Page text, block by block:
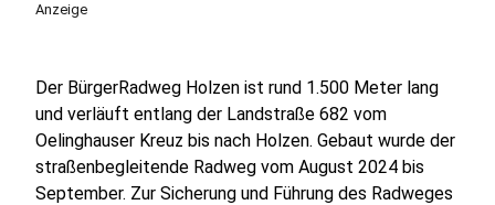
Anzeige
Der BürgerRadweg Holzen ist rund 1.500 Meter lang
und verläuft entlang der Landstraße 682 vom
Oelinghauser Kreuz bis nach Holzen. Gebaut wurde der
straßenbegleitende Radweg vom August 2024 bis
September. Zur Sicherung und Führung des Radweges